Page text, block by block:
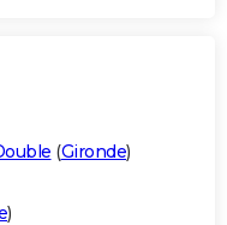
(Gironde)
)